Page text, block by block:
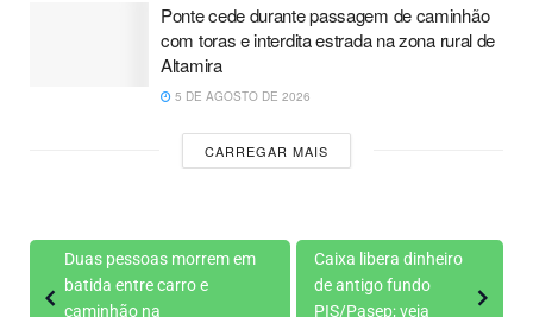
Ponte cede durante passagem de caminhão
com toras e interdita estrada na zona rural de
Altamira
5 DE AGOSTO DE 2026
CARREGAR MAIS
Duas pessoas morrem em
batida entre carro e
caminhão na
Caixa libera dinheiro
de antigo fundo
PIS/Pasep; veja